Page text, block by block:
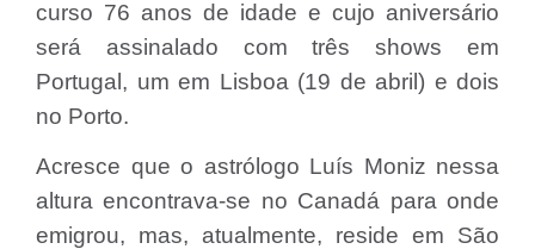
curso 76 anos de idade e cujo aniversário
será assinalado com três shows em
Portugal, um em Lisboa (19 de abril) e dois
no Porto.
Acresce que o astrólogo Luís Moniz nessa
altura encontrava-se no Canadá para onde
emigrou, mas, atualmente, reside em São